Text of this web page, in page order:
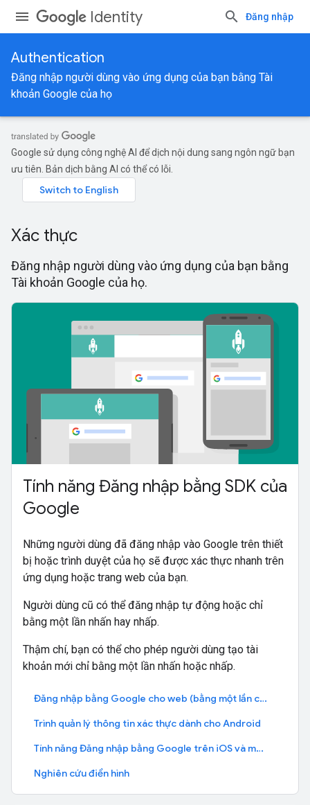
Identity Đăng nhập
Authentication
Đăng nhập người dùng vào ứng dụng của bạn bằng Tài
khoản Google của họ
Google sử dụng công nghệ AI để dịch nội dung sang ngôn ngữ bạn
ưu tiên. Bản dịch bằng AI có thể có lỗi.
Xác thực
Đăng nhập người dùng vào ứng dụng của bạn bằng
Tài khoản Google của họ.
Tính năng Đăng nhập bằng SDK của
Google
Những người dùng đã đăng nhập vào Google trên thiết
bị hoặc trình duyệt của họ sẽ được xác thực nhanh trên
ứng dụng hoặc trang web của bạn.
Người dùng cũ có thể đăng nhập tự động hoặc chỉ
bằng một lần nhấn hay nhấp.
Thậm chí, bạn có thể cho phép người dùng tạo tài
khoản mới chỉ bằng một lần nhấn hoặc nhấp.
Đăng nhập bằng Google cho web (bằng một lần chạm)
Trình quản lý thông tin xác thực dành cho Android
Tính năng Đăng nhập bằng Google trên iOS và macOS
Nghiên cứu điển hình